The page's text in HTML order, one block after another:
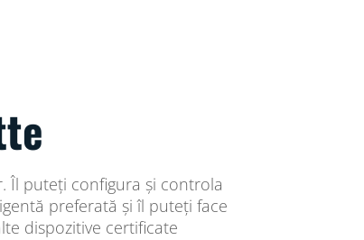
Îl puteți configura și controla
preferată și îl puteți face
dispozitive certificate